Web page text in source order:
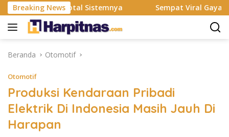
Langsung
ke
konten
Breaking News
Rombak Total Sistemnya Sempat Viral Gaya ASI
Beranda Otomotif
Otomotif
Produksi Kendaraan Pribadi
Elektrik Di Indonesia Masih Jauh Di
Harapan